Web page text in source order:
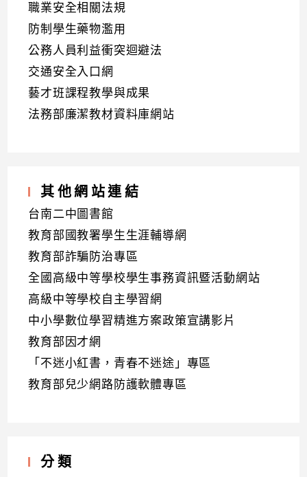
職業安全相關法規
防制學生藥物濫用
公務人員利益衝突迴避法
交通安全入口網
藝才班課程教學與成果
法務部廉潔教材資料庫網站
其他網站連結
台南二中圖書館
教育部國教署學生生涯輔導網
教育部詐騙防治專區
全國高級中等學校學生事務資訊暨活動網站
高級中等學校自主學習網
中小學數位學習精進方案政策宣講影片
教育部因才網
「不迷小紅書，青春不迷途」專區
教育部兒少網路防護軟體專區
分類